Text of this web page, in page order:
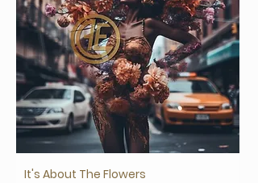
It's About The Flowers